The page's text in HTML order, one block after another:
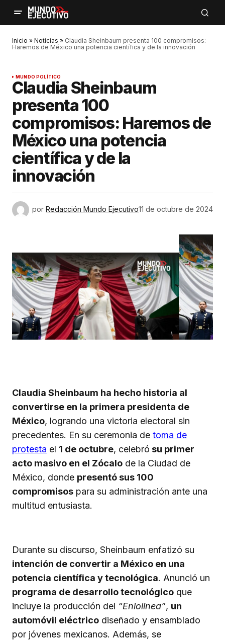
Inicio » Noticias » Claudia Sheinbaum presenta 100 compromisos:
Haremos de México una potencia científica y de la innovación
MUNDO POLÍTICO
Claudia Sheinbaum
presenta 100
compromisos: Haremos de
México una potencia
científica y de la
innovación
por Redacción Mundo Ejecutivo11 de octubre de 2024
Claudia Sheinbaum ha hecho historia al
convertirse en la primera presidenta de
México, logrando una victoria electoral sin
precedentes. En su ceremonia de toma de
protesta el 1 de octubre, celebró su primer
acto masivo en el Zócalo de la Ciudad de
México, donde presentó sus 100
compromisos para su administración ante una
multitud entusiasta.
Durante su discurso, Sheinbaum enfatizó su
intención de convertir a México en una
potencia científica y tecnológica. Anunció un
programa de desarrollo tecnológico que
incluye la producción del “Enlolinea”, un
automóvil eléctrico diseñado y ensamblado
por jóvenes mexicanos. Además, se